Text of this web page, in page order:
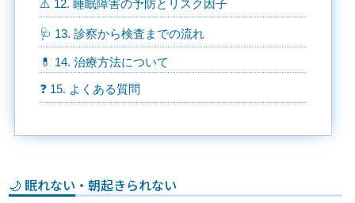
⚠️ 12. 睡眠障害の予防とリスク因子
🩺 13. 診察から検査までの流れ
💊 14. 治療方法について
❓ 15. よくある質問
🌙 眠れない・朝起きられない